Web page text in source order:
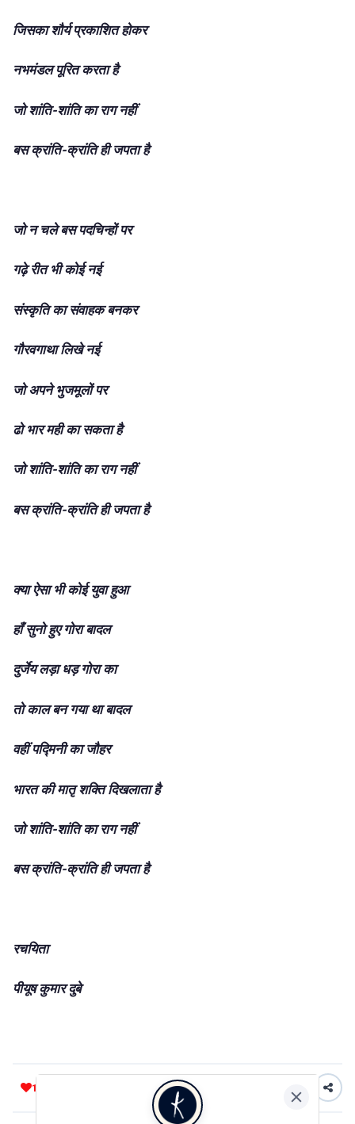
जिसका शौर्य प्रकाशित होकर
नभमंडल पूरित करता है
जो शांति-शांति का राग नहीं
बस क्रांति-क्रांति ही जपता है
जो न चले बस पदचिन्हों पर
गढ़े रीत भी कोई नई
संस्कृति का संवाहक बनकर
गौरवगाथा लिखे नई
जो अपने भुजमूलों पर
ढो भार मही का सकता है
जो शांति-शांति का राग नहीं
बस क्रांति-क्रांति ही जपता है
क्या ऐसा भी कोई युवा हुआ
हाँ सुनो हुए गोरा बादल
दुर्जेय लड़ा धड़ गोरा का
तो काल बन गया था बादल
वहीं पद्मिनी का जौहर
भारत की मातृ शक्ति दिखलाता है
जो शांति-शांति का राग नहीं
बस क्रांति-क्रांति ही जपता है
रचयिता
पीयूष कुमार दुबे
1